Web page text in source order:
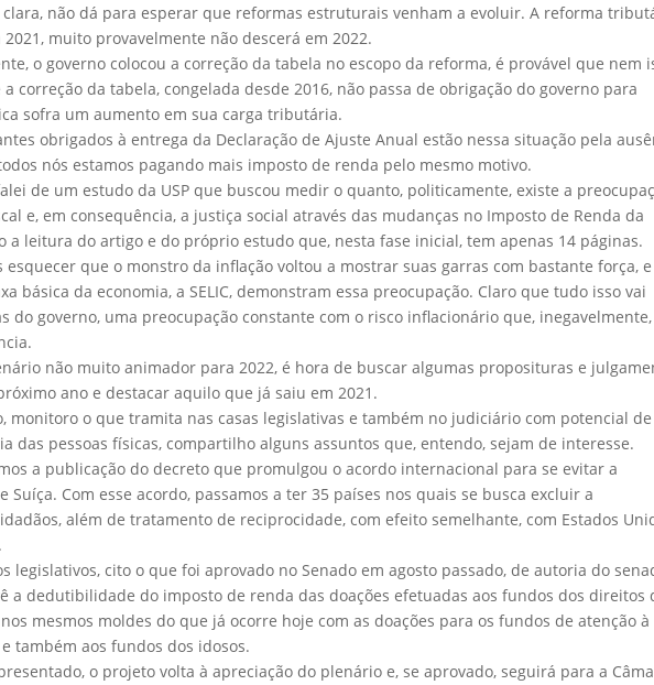
clara, não dá para esperar que reformas estruturais venham a evoluir. A reforma
muito provavelmente não descerá em 2022.
o governo colocou a correção da tabela no escopo da reforma, é provável que nem
correção da tabela, congelada desde 2016, não passa de obrigação do governo para
sofra um aumento em sua carga tributária.
obrigados à entrega da Declaração de Ajuste Anual estão nessa situação pela
nós estamos pagando mais imposto de renda pelo mesmo motivo.
de um estudo da USP que buscou medir o quanto, politicamente, existe a
e, em consequência, a justiça social através das mudanças no Imposto de Renda da
a leitura do artigo e do próprio estudo que, nesta fase inicial, tem apenas 14 páginas.
esquecer que o monstro da inflação voltou a mostrar suas garras com bastante força, e
básica da economia, a SELIC, demonstram essa preocupação. Claro que tudo isso vai
do governo, uma preocupação constante com o risco inflacionário que, inegavelmente,
não muito animador para 2022, é hora de buscar algumas proposituras e
ano e destacar aquilo que já saiu em 2021.
monitoro o que tramita nas casas legislativas e também no judiciário com potencial de
das pessoas físicas, compartilho alguns assuntos que, entendo, sejam de interesse.
a publicação do decreto que promulgou o acordo internacional para se evitar a
Com esse acordo, passamos a ter 35 países nos quais se busca excluir a
além de tratamento de reciprocidade, com efeito semelhante, com Estados
legislativos, cito o que foi aprovado no Senado em agosto passado, de autoria do
a dedutibilidade do imposto de renda das doações efetuadas aos fundos dos direitos
mesmos moldes do que já ocorre hoje com as doações para os fundos de atenção à
também aos fundos dos idosos.
o projeto volta à apreciação do plenário e, se aprovado, seguirá para a